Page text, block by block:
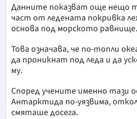
Данните показват още нещо
част от ледената покривка
основа под морското равнище.
Това означава, че по-топли
да проникнат под леда и да
му.
Според учените именно тази
Антарктида по-уязвима,
смяташе досега.